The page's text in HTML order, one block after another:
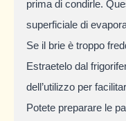
prima di condirle.
superficiale di
Se il brie è troppo
Estraetelo dal
dell’utilizzo per
Potete preparare le